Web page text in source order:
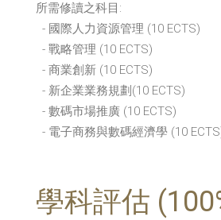
所需修讀之科目:
- 國際人力資源管理 (10 ECTS)
- 戰略管理 (10 ECTS)
- 商業創新 (10 ECTS)
- 新企業業務規劃(10 ECTS)
- 數碼市場推廣 (10 ECTS)
- 電子商務與數碼經濟學 (10
學科評估